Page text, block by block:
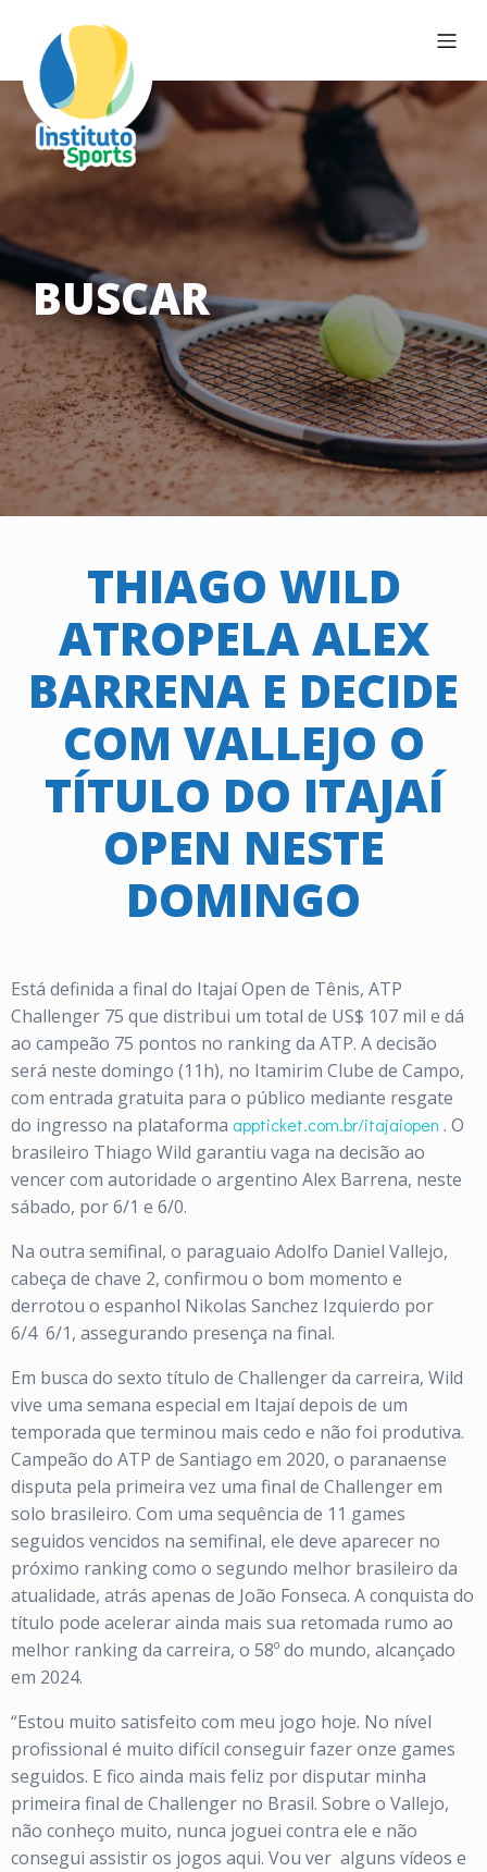
BUSCAR
THIAGO WILD
ATROPELA ALEX
BARRENA E DECIDE
COM VALLEJO O
TÍTULO DO ITAJAÍ
OPEN NESTE
DOMINGO
Está definida a final do Itajaí Open de Tênis, ATP
Challenger 75 que distribui um total de US$ 107 mil e dá
ao campeão 75 pontos no ranking da ATP. A decisão
será neste domingo (11h), no Itamirim Clube de Campo,
com entrada gratuita para o público mediante resgate
do ingresso na plataforma appticket.com.br/itajaiopen . O
brasileiro Thiago Wild garantiu vaga na decisão ao
vencer com autoridade o argentino Alex Barrena, neste
sábado, por 6/1 e 6/0.
Na outra semifinal, o paraguaio Adolfo Daniel Vallejo,
cabeça de chave 2, confirmou o bom momento e
derrotou o espanhol Nikolas Sanchez Izquierdo por
6/4 6/1, assegurando presença na final.
Em busca do sexto título de Challenger da carreira, Wild
vive uma semana especial em Itajaí depois de um
temporada que terminou mais cedo e não foi produtiva.
Campeão do ATP de Santiago em 2020, o paranaense
disputa pela primeira vez uma final de Challenger em
solo brasileiro. Com uma sequência de 11 games
seguidos vencidos na semifinal, ele deve aparecer no
próximo ranking como o segundo melhor brasileiro da
atualidade, atrás apenas de João Fonseca. A conquista do
título pode acelerar ainda mais sua retomada rumo ao
melhor ranking da carreira, o 58º do mundo, alcançado
em 2024.
“Estou muito satisfeito com meu jogo hoje. No nível
profissional é muito difícil conseguir fazer onze games
seguidos. E fico ainda mais feliz por disputar minha
primeira final de Challenger no Brasil. Sobre o Vallejo,
não conheço muito, nunca joguei contra ele e não
consegui assistir os jogos aqui. Vou ver alguns vídeos e